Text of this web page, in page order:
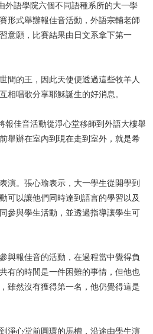
外語學院六個不同語種系所的大一學
形式舉辦報佳音活動，外語宗輔老師
意願，比賽結果由日文系拿下第一
間的王，因此天使便透過這些牧羊人
相唱歌分享耶穌誕生的好消息。
報佳音活動從淨心堂移師到外語大樓舉
舉辦在室內到現在走到室外，就是希
演。張心瑜表示，大一學生從開學到
可以讓他們同時達到語言的學習以及
參與學生活動，並透過指導讓學生可
與報佳音的活動，在過程當中覺得負
有的時間是一件困難的事情，但他也
雖然沒有獲得第一名，他仍覺得這是
淨心堂前圓環的馬槽，沿途由學生演